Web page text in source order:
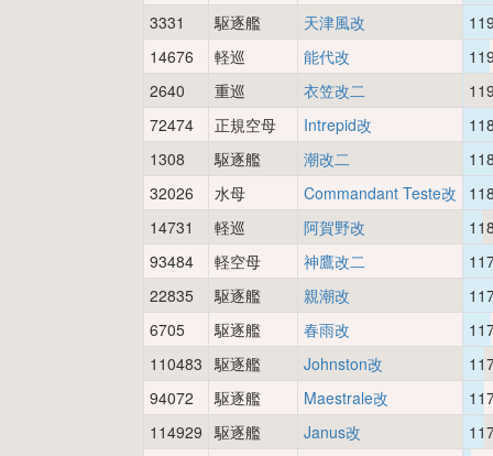
3331
駆逐艦 天津風改
14676
軽巡 能代改
2640
重巡 衣笠改二
72474
正規空母 Intrepid改
1308
駆逐艦 潮改二
32026
水母 Commandant Teste改
14731
軽巡 阿賀野改
93484
軽空母 神鷹改二
22835
駆逐艦 親潮改
6705
駆逐艦 春雨改
110483 駆逐艦 Johnston改
94072
駆逐艦 Maestrale改
114929 駆逐艦 Janus改